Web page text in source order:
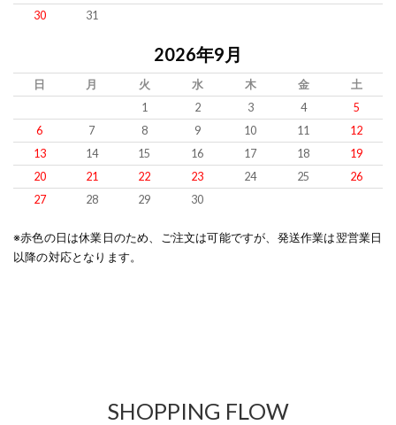
30
31
2026年9月
日 月 火 水 木 金
土
1
2 3 4
5
6
7 8 9 10 11
12
13
14 15 16 17 18
19
20
21 22 23 24 25
26
27
28 29 30
※赤色の日は休業日のため、ご注文は可能ですが、発送作業は翌営業日
以降の対応となります。
SHOPPING FLOW